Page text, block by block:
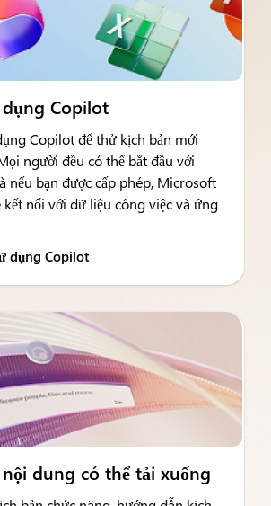
Copilot
Copilot để thử kịch bản mới
người đều có thể bắt đầu với
nếu bạn được cấp phép, Microsoft
nối với dữ liệu công việc và ứng
dụng Copilot
dung có thể tải xuống